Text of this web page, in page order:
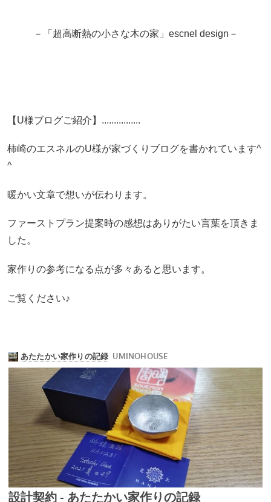
－「超高断熱の小さな木の家」escnel design－
【U様ブログご紹介】................
柿崎のエスネルのU様が家づくりブログを書かれています^
^
暖かい文章で想いが伝わります。
ファーストプラン提案時の感想はありがたい言葉を頂きま
した。
家作りの参考になる点が多々あると思います。
ご覧ください♪